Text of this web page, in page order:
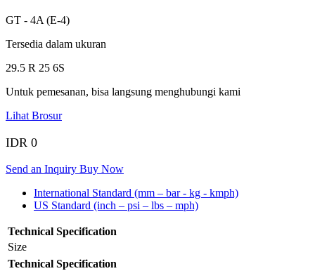
GT - 4A (E-4)
Tersedia dalam ukuran
29.5 R 25 6S
Untuk pemesanan, bisa langsung menghubungi kami
Lihat Brosur
IDR 0
Send an Inquiry Buy Now
International Standard (mm – bar - kg - kmph)
US Standard (inch – psi – lbs – mph)
Technical Specification
Size
Technical Specification